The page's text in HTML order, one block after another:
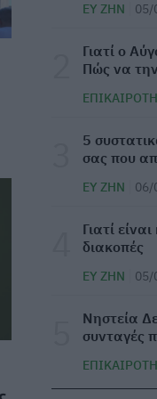
τις φωτιές
ΕΠΙΚΑΙΡΌΤΗΤΑ
φαγητό
γάντια
ΕΠΙΚΑΙΡΌΤΗΤΑ
να κάτσω
06/08/
Πανεπιστήμιο
ΕΥ ΖΗΝ 05/
Γιατί ο
Πώς να
⁠5
σας που
ΕΥ ΖΗΝ 06/
Γιατί
διακοπές
ΕΥ ΖΗΝ 05/
Νηστεία
συνταγές